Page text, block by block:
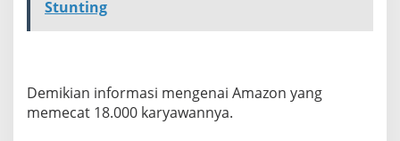
Stunting
Demikian informasi mengenai Amazon yang
memecat 18.000 karyawannya.